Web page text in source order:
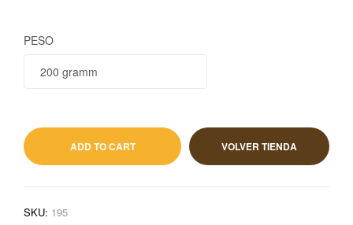
PESO
ADD TO CART VOLVER TIENDA
SKU: 195